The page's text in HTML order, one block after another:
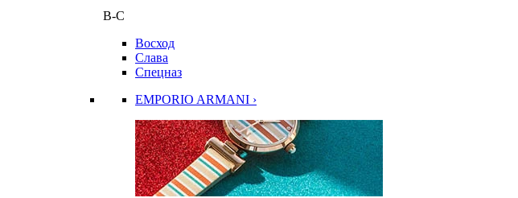
В-С
Восход
Слава
Спецназ
EMPORIO ARMANI ›